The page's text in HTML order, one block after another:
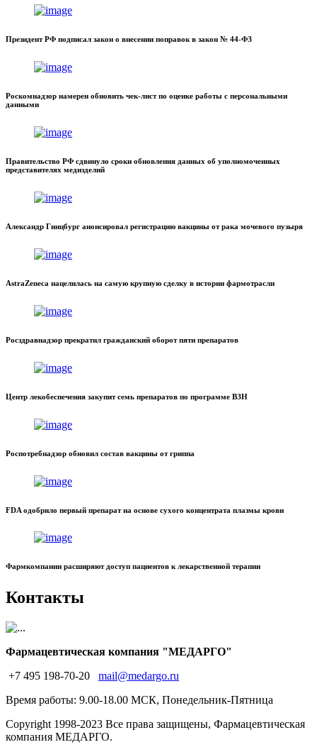
Президент РФ подписал закон о внесении поправок в закон № 44-ФЗ
Роскомнадзор намерен обновить чек-лист по оценке работы с персональными
данными
Правительство РФ сдвинуло сроки обновления данных об уполномоченных
представителях медизделий
Александр Гинцбург анонсировал регистрацию вакцины от рака мочевого пузыря
AstraZeneca нацелилась на самую крупную сделку в истории фармотрасли
Росздравнадзор прекратил гражданский оборот пяти препаратов
Центр лекобеспечения закупит семь препаратов по программе ВЗН
Роспотребнадзор обновил состав вакцины от гриппа
FDA одобрило первый препарат на основе сухого концентрата плазмы крови
Фармкомпании расширяют доступ пациентов к лекарственной терапии
Контакты
Фармацевтическая компания "МЕДАРГО"
+7 495 198-70-20
mail@medargo.ru
Время работы: 9.00-18.00 МСК, Понедельник-Пятница
Copyright 1998-2023 Все права защищены, Фармацевтическая
компания МЕДАРГО.